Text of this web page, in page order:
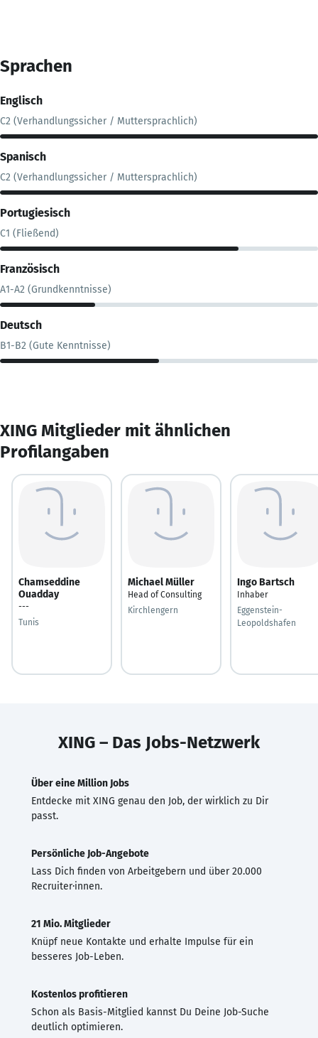
Sprachen
Englisch
C2 (Verhandlungssicher / Muttersprachlich)
Spanisch
C2 (Verhandlungssicher / Muttersprachlich)
Portugiesisch
C1 (Fließend)
Französisch
A1-A2 (Grundkenntnisse)
Deutsch
B1-B2 (Gute Kenntnisse)
XING Mitglieder mit ähnlichen
Profilangaben
Chamseddine
Ouadday
---
Tunis
Michael Müller
Head of Consulting
Kirchlengern
Ingo Bartsch
Inhaber
Eggenstein-
Leopoldshafen
XING – Das Jobs-Netzwerk
Über eine Million Jobs
Entdecke mit XING genau den Job, der wirklich zu Dir
passt.
Persönliche Job-Angebote
Lass Dich finden von Arbeitgebern und über 20.000
Recruiter·innen.
21 Mio. Mitglieder
Knüpf neue Kontakte und erhalte Impulse für ein
besseres Job-Leben.
Kostenlos profitieren
Schon als Basis-Mitglied kannst Du Deine Job-Suche
deutlich optimieren.